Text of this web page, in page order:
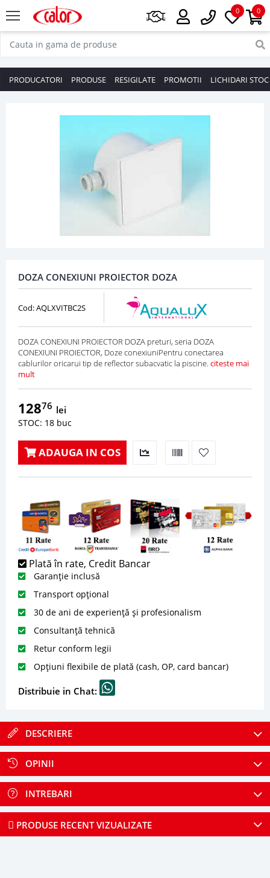
0
0
PRODUCATORI PRODUSE RESIGILATE PROMOTII LICHIDARI STOC
DOZA CONEXIUNI PROIECTOR DOZA
Cod: AQLXVITBC2S
DOZA CONEXIUNI PROIECTOR DOZA preturi, seria DOZA
CONEXIUNI PROIECTOR, Doze conexiuniPentru conectarea
cablurilor oricarui tip de reflector subacvatic la piscine. citeste mai
mult
12876 lei
STOC: 18 buc
ADAUGA IN COS
Plată în rate, Credit Bancar
Garanție inclusă
Transport opțional
30 de ani de experiență și profesionalism
Consultanță tehnică
Retur conform legii
Opțiuni flexibile de plată (cash, OP, card bancar)
Distribuie in Chat:
DESCRIERE
OPINII
INTREBARI
PRODUSE RECENT VIZUALIZATE